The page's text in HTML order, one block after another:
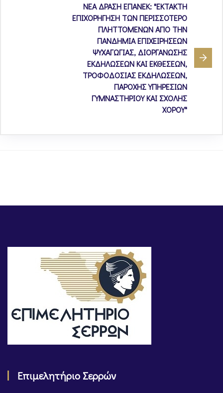
ΝΕΑ ΔΡΑΣΗ ΕΠΑΝΕΚ: "ΕΚΤΑΚΤΗ
ΕΠΙΧΟΡΗΓΗΣΗ ΤΩΝ ΠΕΡΙΣΣΟΤΕΡΟ
ΠΛΗΤΤΟΜΕΝΩΝ ΑΠΟ ΤΗΝ
ΠΑΝΔΗΜΙΑ ΕΠΙΧΕΙΡΗΣΕΩΝ
ΨΥΧΑΓΩΓΙΑΣ, ΔΙΟΡΓΑΝΩΣΗΣ
ΕΚΔΗΛΩΣΕΩΝ ΚΑΙ ΕΚΘΕΣΕΩΝ,
ΤΡΟΦΟΔΟΣΙΑΣ ΕΚΔΗΛΩΣΕΩΝ,
ΠΑΡΟΧΗΣ ΥΠΗΡΕΣΙΩΝ
ΓΥΜΝΑΣΤΗΡΙΟΥ ΚΑΙ ΣΧΟΛΗΣ
ΧΟΡΟΥ"
Επιμελητήριο Σερρών